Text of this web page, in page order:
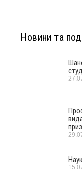
Новини та